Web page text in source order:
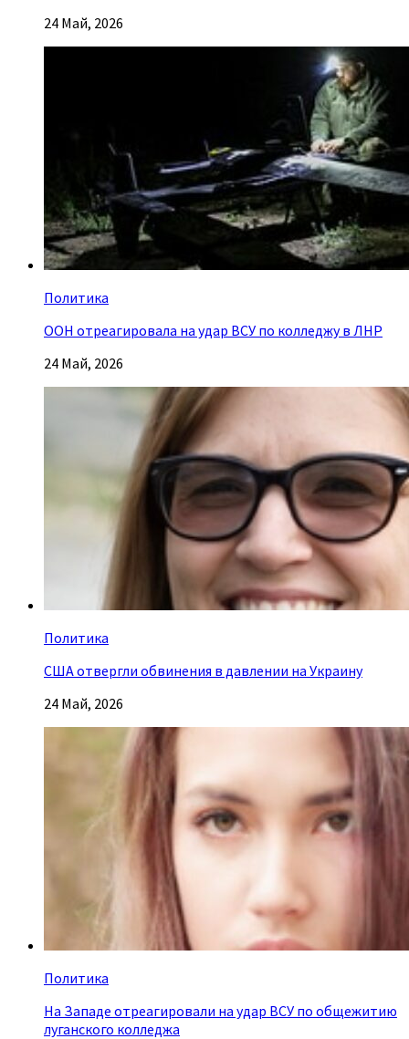
24 Май, 2026
Политика
ООН отреагировала на удар ВСУ по колледжу в ЛНР
24 Май, 2026
Политика
США отвергли обвинения в давлении на Украину
24 Май, 2026
Политика
На Западе отреагировали на удар ВСУ по общежитию
луганского колледжа